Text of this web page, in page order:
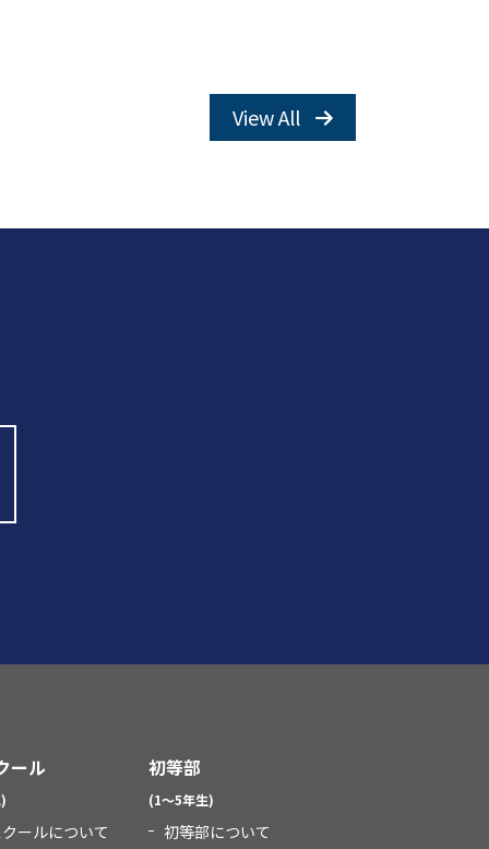
View All
ール
ールについて
初等部
(1～5年生)
初等部について